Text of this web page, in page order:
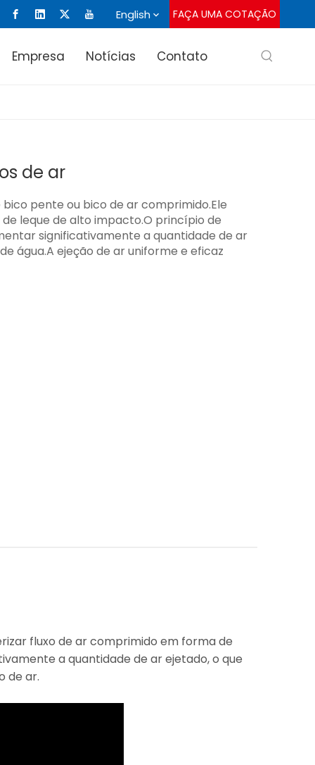
English FAÇA UMA COTAÇÃO
Empresa Notícias Contato
de ar
pente ou bico de ar comprimido.Ele
leque de alto impacto.O princípio de
significativamente a quantidade de ar
água.A ejeção de ar uniforme e eficaz
fluxo de ar comprimido em forma de
a quantidade de ar ejetado, o que
de ar.